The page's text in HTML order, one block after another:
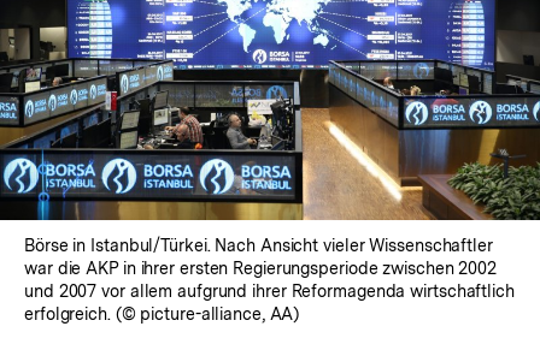
Börse in Istanbul/Türkei. Nach Ansicht vieler Wissenschaftler
war die AKP in ihrer ersten Regierungsperiode zwischen 2002
und 2007 vor allem aufgrund ihrer Reformagenda wirtschaftlich
erfolgreich. (© picture-alliance, AA)